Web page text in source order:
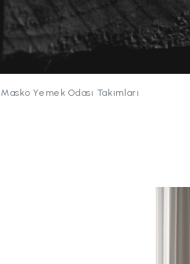
Masko Yemek Odası Takımları